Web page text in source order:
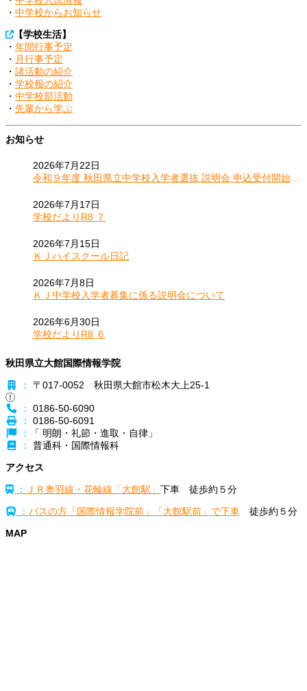
・ 中学校からお知らせ
【学校生活】
・ 年間行事予定
・ 月行事予定
・ 諸活動の紹介
・ 学校報の紹介
・ 中学校部活動
・ 先輩から学ぶ
お知らせ
2026年7月22日
令和９年度 秋田県立中学校入学者選抜 説明会 申込受付開始の
2026年7月17日
学校だよりR8 ７
2026年7月15日
ＫＪハイスクール日記
2026年7月8日
ＫＪ中学校入学者募集に係る説明会について
2026年6月30日
学校だよりR8 ６
秋田県立大館国際情報学院
：
〒017-0052 秋田県大館市松木大上25-1
：
0186-50-6090
：
0186-50-6091
：
「 明朗・礼節・進取・自律」
：
普通科・国際情報科
アクセス
：
ＪＲ奥羽線・花輪線「大館駅」下車 徒歩約５分
： バスの方「国際情報学院前」「大館駅前」で下車徒歩約５分
MAP